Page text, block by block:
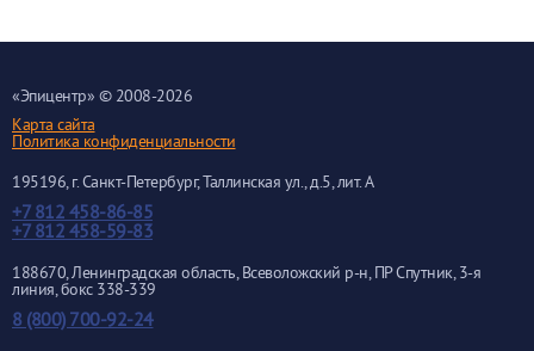
«Эпицентр» © 2008-2026
Карта сайта
Политика конфиденциальности
195196, г.Санкт-Петербург, Таллинская ул., д.5, лит. А
+7 812 458-86-85
+7 812 458-59-83
188670, Ленинградская область, Всеволожский р-н, ПР Спутник, 3-я
линия, бокс 338-339
8 (800) 700-92-24